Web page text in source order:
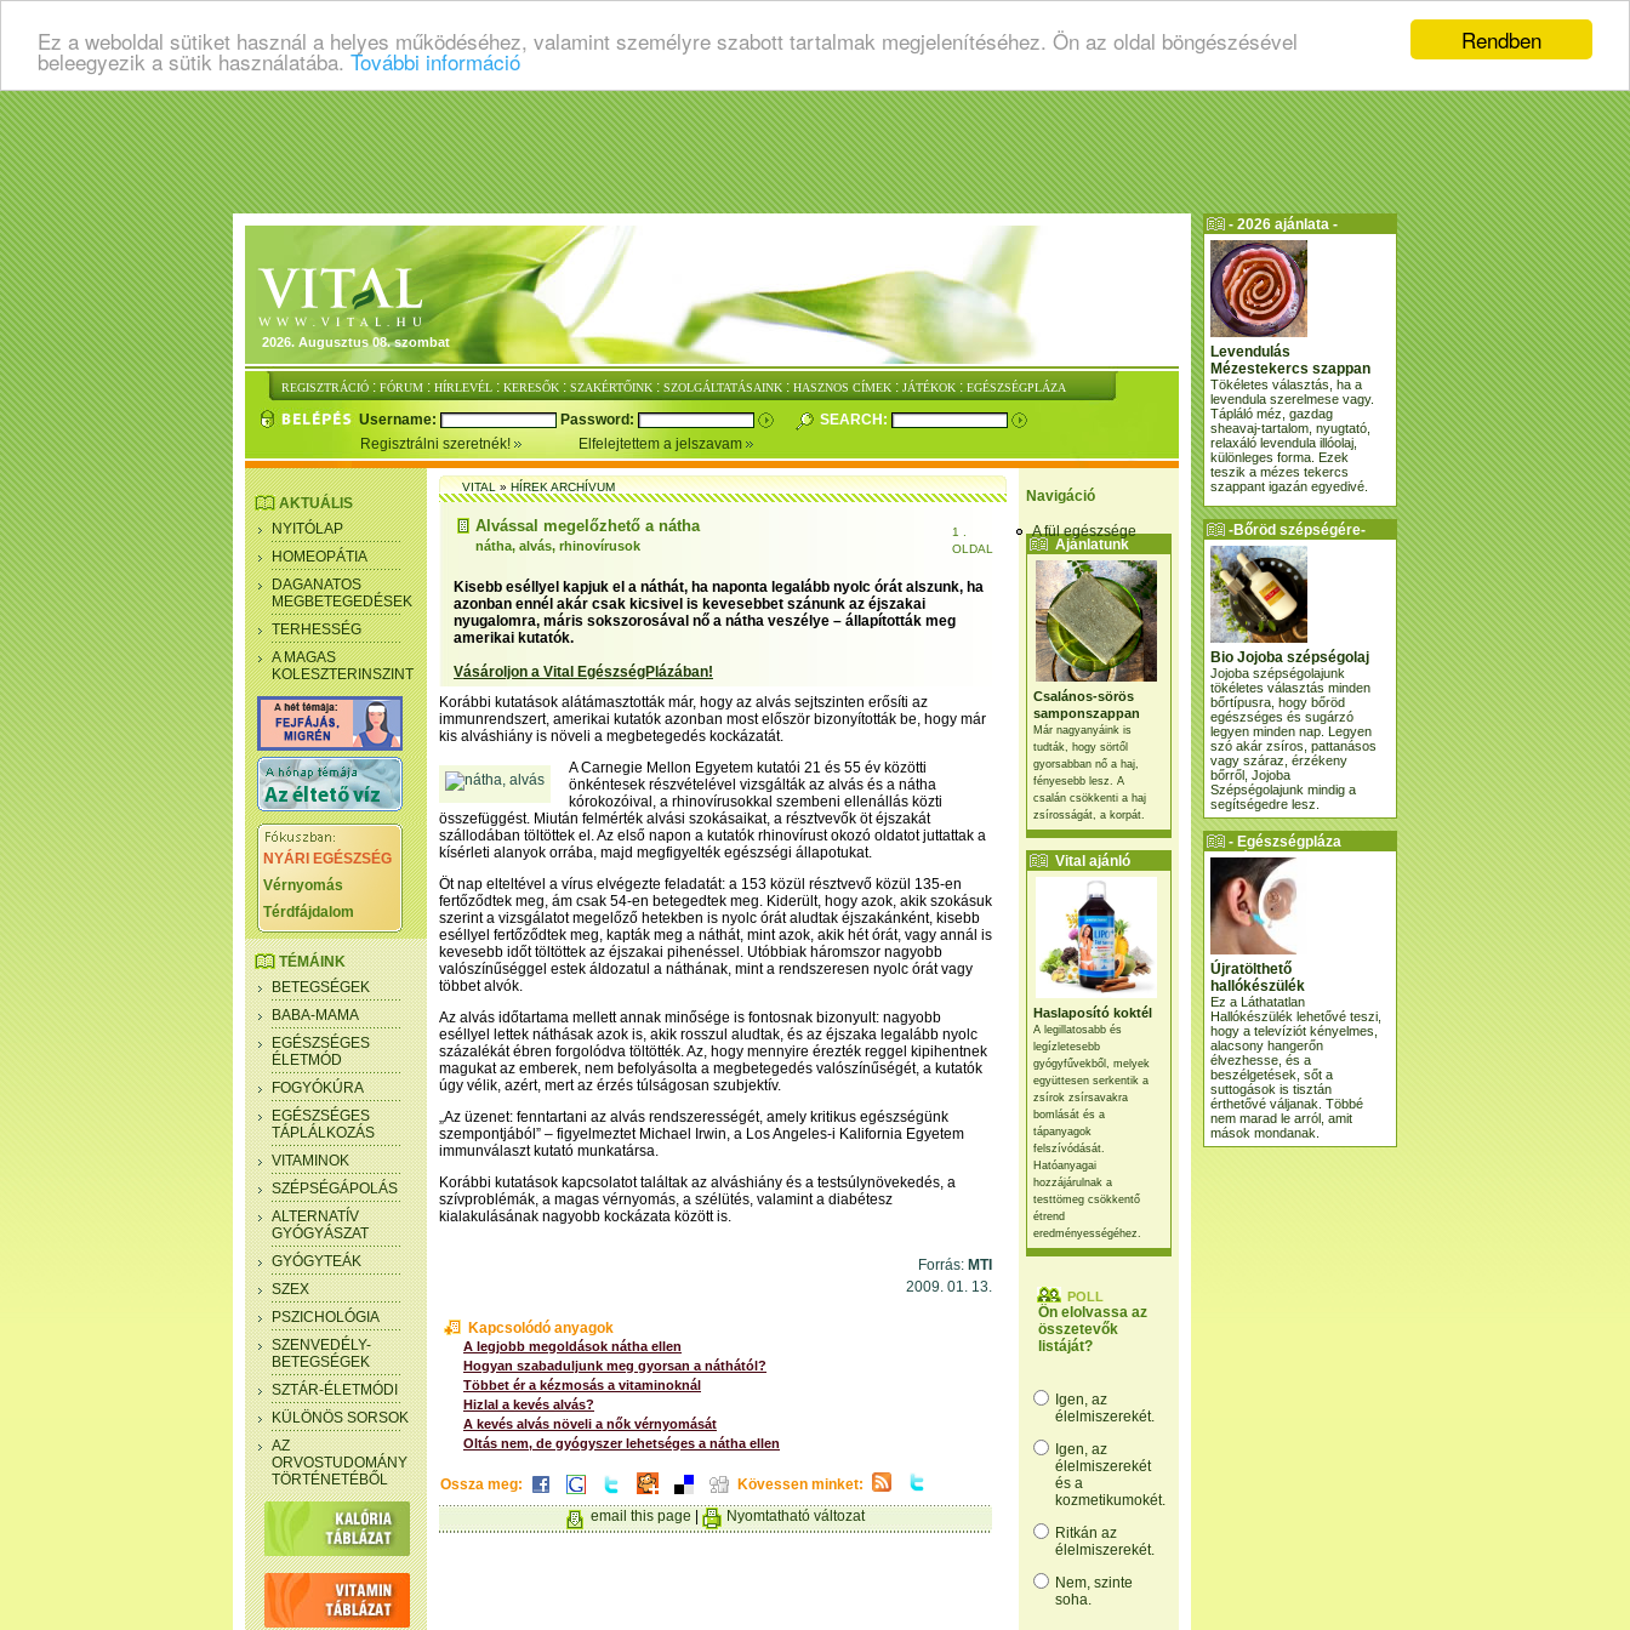
Rendben
Ez a weboldal sütiket használ a helyes működéséhez, valamint személyre szabott tartalmak megjelenítéséhez. Ön az oldal böngészésével
beleegyezik a sütik használatába. További információ
2026. Augusztus 08. szombat
REGISZTRÁCIÓ : FÓRUM : HÍRLEVÉL : KERESŐK : SZAKÉRTŐINK : SZOLGÁLTATÁSAINK : HASZNOS CÍMEK : JÁTÉKOK : EGÉSZSÉGPLÁZA
Username: Password:
SEARCH:
Regisztrálni szeretnék!
Elfelejtettem a jelszavam
Navigáció
A fül egészsége
Ajánlatunk
Csalános-sörös
samponszappan
Már nagyanyáink is
tudták, hogy sörtől
gyorsabban nő a haj,
fényesebb lesz. A
csalán csökkenti a haj
zsírosságát, a korpát.
Vital ajánló
Haslaposító koktél
A legillatosabb és
legízletesebb
gyógyfűvekből, melyek
együttesen serkentik a
zsírok zsírsavakra
bomlását és a
tápanyagok
felszívódását.
Hatóanyagai
hozzájárulnak a
testtömeg csökkentő
étrend
eredményességéhez.
POLL
Ön elolvassa az
összetevők
listáját?
Igen, az
élelmiszerekét.
Igen, az
élelmiszerekét
és a
kozmetikumokét.
Ritkán az
élelmiszerekét.
Nem, szinte
soha.
AKTUÁLIS
NYITÓLAP
HOMEOPÁTIA
DAGANATOS
MEGBETEGEDÉSEK
TERHESSÉG
A MAGAS
KOLESZTERINSZINT
NYÁRI EGÉSZSÉG
Vérnyomás
Térdfájdalom
TÉMÁINK
BETEGSÉGEK
BABA-MAMA
EGÉSZSÉGES
ÉLETMÓD
FOGYÓKÚRA
EGÉSZSÉGES
TÁPLÁLKOZÁS
VITAMINOK
SZÉPSÉGÁPOLÁS
ALTERNATÍV
GYÓGYÁSZAT
GYÓGYTEÁK
SZEX
PSZICHOLÓGIA
SZENVEDÉLY-
BETEGSÉGEK
SZTÁR-ÉLETMÓDI
KÜLÖNÖS SORSOK
AZ
ORVOSTUDOMÁNY
TÖRTÉNETÉBŐL
VITAL»HÍREK ARCHÍVUM
Alvással megelőzhető a nátha
nátha, alvás, rhinovírusok
1 .
OLDAL
Kisebb eséllyel kapjuk el a náthát, ha naponta legalább nyolc órát alszunk, ha
azonban ennél akár csak kicsivel is kevesebbet szánunk az éjszakai
nyugalomra, máris sokszorosával nő a nátha veszélye – állapították meg
amerikai kutatók.
Vásároljon a Vital EgészségPlázában!
Korábbi kutatások alátámasztották már, hogy az alvás sejtszinten erősíti az
immunrendszert, amerikai kutatók azonban most először bizonyították be, hogy már
kis alváshiány is növeli a megbetegedés kockázatát.
A Carnegie Mellon Egyetem kutatói 21 és 55 év közötti
önkéntesek részvételével vizsgálták az alvás és a nátha
kórokozóival, a rhinovírusokkal szembeni ellenállás közti
összefüggést. Miután felmérték alvási szokásaikat, a résztvevők öt éjszakát
szállodában töltöttek el. Az első napon a kutatók rhinovírust okozó oldatot juttattak a
kísérleti alanyok orrába, majd megfigyelték egészségi állapotukat.
Öt nap elteltével a vírus elvégezte feladatát: a 153 közül résztvevő közül 135-en
fertőződtek meg, ám csak 54-en betegedtek meg. Kiderült, hogy azok, akik szokásuk
szerint a vizsgálatot megelőző hetekben is nyolc órát aludtak éjszakánként, kisebb
eséllyel fertőződtek meg, kapták meg a náthát, mint azok, akik hét órát, vagy annál is
kevesebb időt töltöttek az éjszakai pihenéssel. Utóbbiak háromszor nagyobb
valószínűséggel estek áldozatul a náthának, mint a rendszeresen nyolc órát vagy
többet alvók.
Az alvás időtartama mellett annak minősége is fontosnak bizonyult: nagyobb
eséllyel lettek náthásak azok is, akik rosszul aludtak, és az éjszaka legalább nyolc
százalékát ébren forgolódva töltötték. Az, hogy mennyire érezték reggel kipihentnek
magukat az emberek, nem befolyásolta a megbetegedés valószínűségét, a kutatók
úgy vélik, azért, mert az érzés túlságosan szubjektív.
„Az üzenet: fenntartani az alvás rendszerességét, amely kritikus egészségünk
szempontjából” – figyelmeztet Michael Irwin, a Los Angeles-i Kalifornia Egyetem
immunválaszt kutató munkatársa.
Korábbi kutatások kapcsolatot találtak az alváshiány és a testsúlynövekedés, a
szívproblémák, a magas vérnyomás, a szélütés, valamint a diabétesz
kialakulásának nagyobb kockázata között is.
Forrás: MTI
2009. 01. 13.
Kapcsolódó anyagok
A legjobb megoldások nátha ellen
Hogyan szabaduljunk meg gyorsan a náthától?
Többet ér a kézmosás a vitaminoknál
Hizlal a kevés alvás?
A kevés alvás növeli a nők vérnyomását
Oltás nem, de gyógyszer lehetséges a nátha ellen
Ossza meg:
Kövessen minket:
email this page
Nyomtatható változat
- 2026 ajánlata -
Levendulás
Mézestekercs szappan
Tökéletes választás, ha a
levendula szerelmese vagy.
Tápláló méz, gazdag
sheavaj-tartalom, nyugtató,
relaxáló levendula illóolaj,
különleges forma. Ezek
teszik a mézes tekercs
szappant igazán egyedivé.
-Bőröd szépségére-
Bio Jojoba szépségolaj
Jojoba szépségolajunk
tökéletes választás minden
bőrtípusra, hogy bőröd
egészséges és sugárzó
legyen minden nap. Legyen
szó akár zsíros, pattanásos
vagy száraz, érzékeny
bőrről, Jojoba
Szépségolajunk mindig a
segítségedre lesz.
- Egészségpláza
ajánlatunk -
Újratölthető
hallókészülék
Ez a Láthatatlan
Hallókészülék lehetővé teszi,
hogy a televíziót kényelmes,
alacsony hangerőn
élvezhesse, és a
beszélgetések, sőt a
suttogások is tisztán
érthetővé váljanak. Többé
nem marad le arról, amit
mások mondanak.